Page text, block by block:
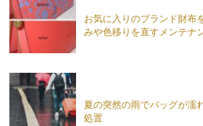
お気に入りのブランド財布
みや色移りを直すメンテナ
夏の突然の雨でバッグが濡
処置